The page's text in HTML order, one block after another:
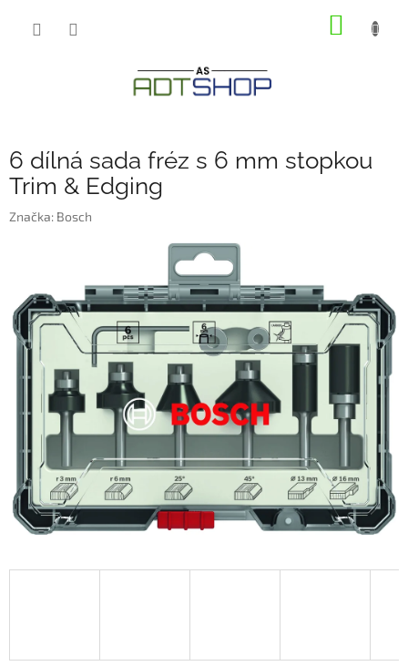
6 dílná sada fréz s 6 mm stopkou
Trim & Edging
Značka: Bosch